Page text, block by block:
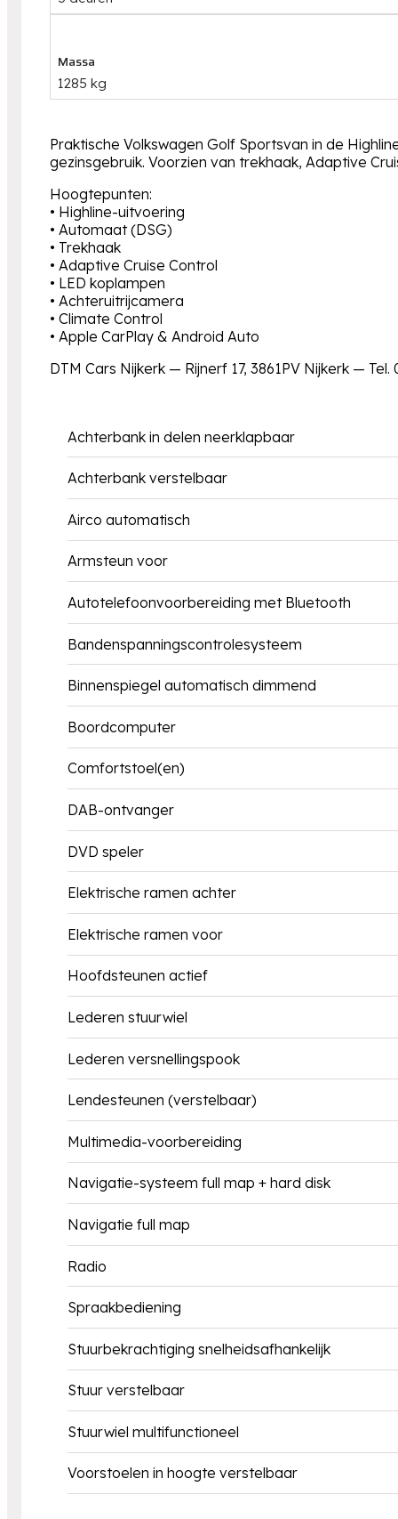
Massa
1285 kg
Praktische Volkswagen Golf Sportsvan in de
gezinsgebruik. Voorzien van trekhaak, Adaptive
Hoogtepunten:
• Highline-uitvoering
• Automaat (DSG)
• Trekhaak
• Adaptive Cruise Control
• LED koplampen
• Achteruitrijcamera
• Climate Control
• Apple CarPlay & Android Auto
DTM Cars Nijkerk — Rijnerf 17, 3861PV Nijkerk —
Achterbank in delen neerklapbaar
Achterbank verstelbaar
Airco automatisch
Armsteun voor
Autotelefoonvoorbereiding met Bluetooth
Bandenspanningscontrolesysteem
Binnenspiegel automatisch dimmend
Boordcomputer
Comfortstoel(en)
DAB-ontvanger
DVD speler
Elektrische ramen achter
Elektrische ramen voor
Hoofdsteunen actief
Lederen stuurwiel
Lederen versnellingspook
Lendesteunen (verstelbaar)
Multimedia-voorbereiding
Navigatie-systeem full map + hard disk
Navigatie full map
Radio
Spraakbediening
Stuurbekrachtiging snelheidsafhankelijk
Stuur verstelbaar
Stuurwiel multifunctioneel
Voorstoelen in hoogte verstelbaar